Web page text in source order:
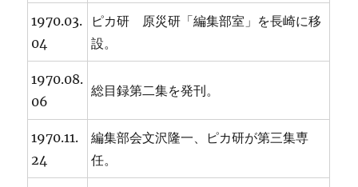
1970.03.
04
ピカ研 原災研「編集部室」を長崎に移
設。
1970.08.
06
総目録第二集を発刊。
1970.11.
24
編集部会文沢隆一、ピカ研が第三集専
任。